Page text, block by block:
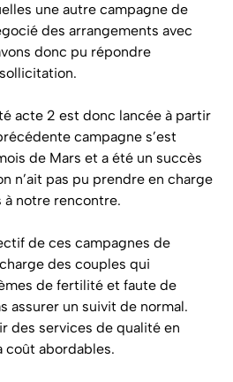
une autre campagne de
des arrangements avec
donc pu répondre
acte 2 est donc lancée à partir
campagne s’est
de Mars et a été un succès
n’ait pas pu prendre en charge
à notre rencontre.
de ces campagnes de
des couples qui
de fertilité et faute de
assurer un suivit de normal.
des services de qualité en
coût abordables.